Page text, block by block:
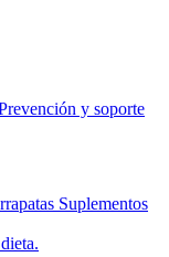
y soporte
Suplementos